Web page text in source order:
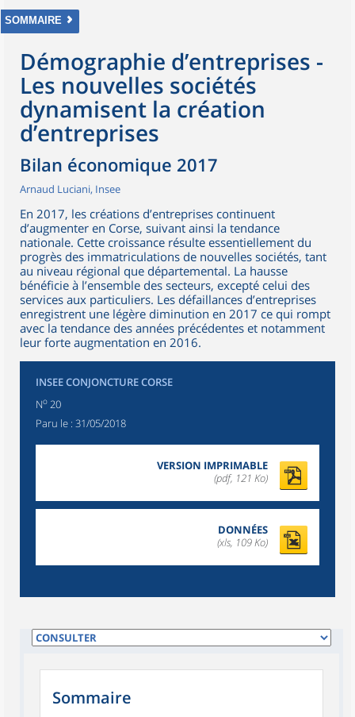
SOMMAIRE
Démographie d’entreprises -
Les nouvelles sociétés
dynamisent la création
d’entreprises
Bilan économique 2017
Arnaud Luciani, Insee
En 2017, les créations d’entreprises continuent
d’augmenter en Corse, suivant ainsi la tendance
nationale. Cette croissance résulte essentiellement du
progrès des immatriculations de nouvelles sociétés, tant
au niveau régional que départemental. La hausse
bénéficie à l’ensemble des secteurs, excepté celui des
services aux particuliers. Les défaillances d’entreprises
enregistrent une légère diminution en 2017 ce qui rompt
avec la tendance des années précédentes et notamment
leur forte augmentation en 2016.
INSEE CONJONCTURE CORSE
No 20
Paru le : 31/05/2018
VERSION IMPRIMABLE
(pdf, 121 Ko)
DONNÉES
(xls, 109 Ko)
Sommaire